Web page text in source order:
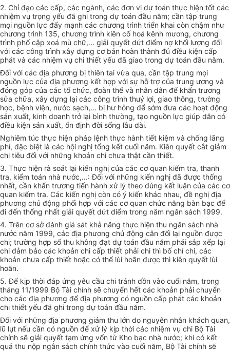
2. Chỉ đạo các cấp, các ngành, các đơn vị dự toán thực hiện tốt các
nhiệm vụ trọng yếu đã ghi trong dự toán đầu năm; cần tập trung
mọi nguồn lực đẩy mạnh các chương trình triển khai còn chậm như
chương trình 135, chương trình kiên cố hoá kênh mương, chương
trình phổ cập xoá mù chữ,... giải quyết dứt điểm nợ khối lượng đối
với các công trình xây dựng cơ bản hoàn thành đủ điều kiện cấp
phát và các nhiệm vụ chi thiết yếu đã giao trong dự toán đầu năm.
Đối với các địa phương bị thiên tai vừa qua, cần tập trung mọi
nguồn lực của địa phương kết hợp với sự hỗ trợ của trung ương và
đóng góp của các tổ chức, đoàn thể và nhân dân để khẩn trương
sửa chữa, xây dựng lại các công trình thuỷ lợi, giao thông, trường
học, bệnh viện, nước sạch,... bị hư hỏng để sớm đưa các hoạt động
sản xuất, kinh doanh trở lại bình thường, tạo nguồn lực giúp dân có
điều kiện sản xuất, ổn định đời sống lâu dài.
Nghiêm túc thực hiện pháp lệnh thực hành tiết kiệm và chống lãng
phí, đặc biệt là các hội nghị tổng kết cuối năm. Kiên quyết cắt giảm
chi tiêu đối với những khoản chi chưa thật cần thiết.
3. Thực hiện rà soát lại kiến nghị của các cơ quan kiểm tra, thanh
tra, kiểm toán nhà nước,...: Đối với những kiến nghị đã được thống
nhất, cần khẩn trương tiến hành xử lý theo đúng kết luận của các cơ
quan kiểm tra. Các kiến nghị còn có ý kiến khác nhau, đề nghị địa
phương chủ động phối hợp với các cơ quan chức năng bàn bạc để
đi đến thống nhất giải quyết dứt điểm trong năm ngân sách 1999.
4. Trên cơ sở đánh giá sát khả năng thực hiện thu ngân sách nhà
nước năm 1999, các địa phương chủ động cân đối lại nguồn được
chi; trường hợp số thu không đạt dự toán đầu năm phải sắp xếp lại
chi đảm bảo các khoản chi cấp thiết phải chi thì bố chí chi, các
khoản chưa cấp thiết hoặc có thể lùi hoãn được thì kiên quyết lùi
hoãn.
5. Để kịp thời đáp ứng yêu cầu chi tránh dồn vào cuối năm, trong
tháng 11/1999 Bộ Tài chính sẽ chuyển hết các khoản phải chuyển
cho các địa phương để địa phương có nguồn cấp phát các khoản
chi thiết yếu đã ghi trong dự toán đầu năm.
Đối với những địa phương giảm thu lớn do nguyên nhân khách quan,
lũ lụt nếu cần có nguồn để xử lý kịp thời các nhiệm vụ chi Bộ Tài
chính sẽ giải quyết tạm ứng vốn từ Kho bạc nhà nước; khi có kết
quả thu nộp ngân sách chính thức vào cuối năm, Bộ Tài chính sẽ